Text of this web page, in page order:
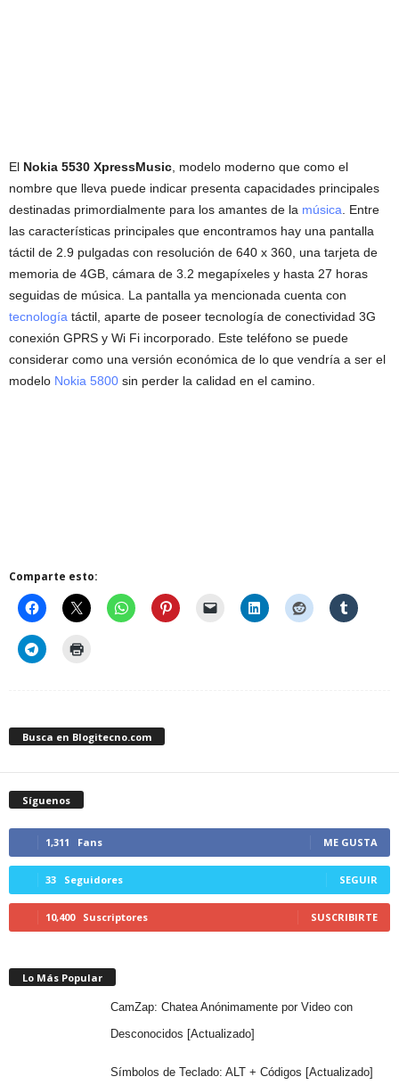
El Nokia 5530 XpressMusic , modelo moderno que como el
nombre que lleva puede indicar presenta capacidades principales
destinadas primordialmente para los amantes de la música . Entre
las características principales que encontramos hay una pantalla
táctil de 2.9 pulgadas con resolución de 640 x 360, una tarjeta de
memoria de 4GB, cámara de 3.2 megapíxeles y hasta 27 horas
seguidas de música. La pantalla ya mencionada cuenta con
tecnología táctil, aparte de poseer tecnología de conectividad 3G
conexión GPRS y Wi Fi incorporado. Este teléfono se puede
considerar como una versión económica de lo que vendría a ser el
modelo Nokia 5800 sin perder la calidad en el camino.
Comparte esto:
Busca en Blogitecno.com
Síguenos
1,311 Fans ME GUSTA
33 Seguidores SEGUIR
10,400 Suscriptores SUSCRIBIRTE
Lo Más Popular
CamZap: Chatea Anónimamente por Video con
Desconocidos [Actualizado]
Símbolos de Teclado: ALT + Códigos [Actualizado]